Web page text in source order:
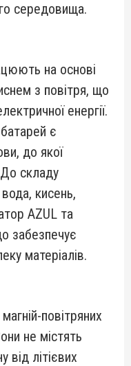
середовища.
на основі
з повітря, що
енергії.
є
до якої
складу
кисень,
AZUL та
забезпечує
матеріалів.
повітряних
не містять
від літієвих